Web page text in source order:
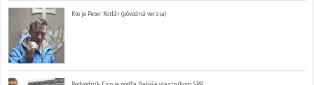
Kto je Peter Kotlár (pôvodná verzia)